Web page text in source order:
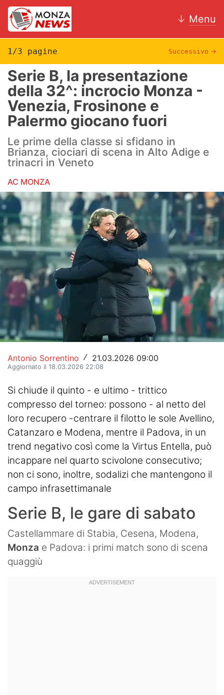
↓ Menu
News
AC Monza
Calcio
Motori
Hockey
Altri sport
Hockey
Pallanuoto
Pallamano
Altre
News
Eventi
1/3 pagine Successivo →
Serie B, la presentazione
della 32^: incrocio Monza -
Venezia, Frosinone e
Palermo giocano fuori
Le prime della classe si sfidano in
Brianza, ciociari di scena in Alto Adige e
trinacri in Veneto
AC MONZA
Antonio Sorrentino / 21.03.2026 09:00
Aggiornato il 18.03.2026 22:08
Si chiude il quinto - e ultimo - trittico
compresso del torneo: possono - al netto del
loro recupero -centrare il filotto le sole Avellino,
Catanzaro e Modena, mentre il Padova, in un
trend negativo così come la Virtus Entella, può
incappare nel quarto scivolone consecutivo;
non ci sono, inoltre, sodalizi che mantengono il
campo infrasettimanale
Serie B, le gare di sabato
Castellammare di Stabia, Cesena, Modena,
Monza e Padova: i primi match sono di scena
quaggiù